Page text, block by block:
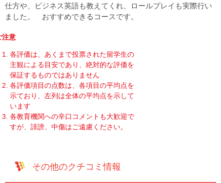
仕方や、ビジネス英語も教えてくれ、ロールプレイも実際行い
ました。 おすすめできるコースです。
注意
各評価は、あくまで投票された留学生の
主観による目安であり、絶対的な評価を
保証するものではありません
各評価項目の点数は、各項目の平均点を
示ており、左列は全体の平均点を示して
います
各教育機関への辛口コメントも大歓迎で
すが、誹謗、中傷はご遠慮ください。
その他のクチコミ情報